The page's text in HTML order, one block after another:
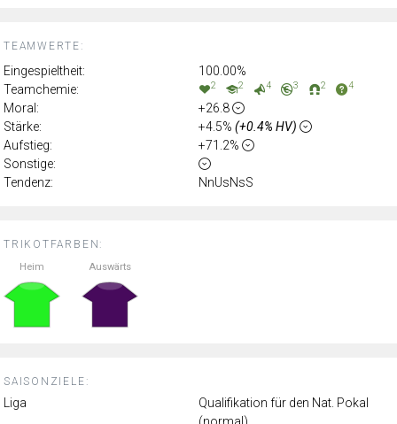
TRIKOTFARBEN:
Heim Auswärts
SAISONZIELE:
Liga
Qualifikation für den Nat. Pokal
(normal)
TEAMWERTE:
Eingespieltheit:
100.00%
Teamchemie:
2 2 4 3 2 4
Moral:
+26.8
Stärke:
+4.5% (+0.4% HV)
Aufstieg:
+71.2%
Sonstige:
Tendenz:
NnUsNsS